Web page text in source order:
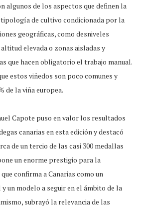
algunos de los aspectos que definen la
de cultivo condicionada por la
geográficas, como desniveles
elevada o zonas aisladas y
que hacen obligatorio el trabajo manual.
estos viñedos son poco comunes y
de la viña europea.
Capote puso en valor los resultados
canarias en esta edición y destacó
de un tercio de las casi 300 medallas
un enorme prestigio para la
confirma a Canarias como un
un modelo a seguir en el ámbito de la
subrayó la relevancia de las